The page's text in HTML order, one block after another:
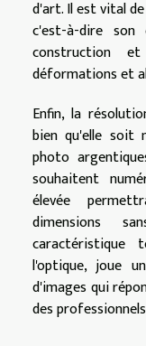
d'art. Il est vital
c'est-à-dire son
construction
déformations et
Enfin, la
bien qu'elle soit
photo
souhaitent
élevée
dimensions
caractéristique
l'optique, joue
d'images qui
des